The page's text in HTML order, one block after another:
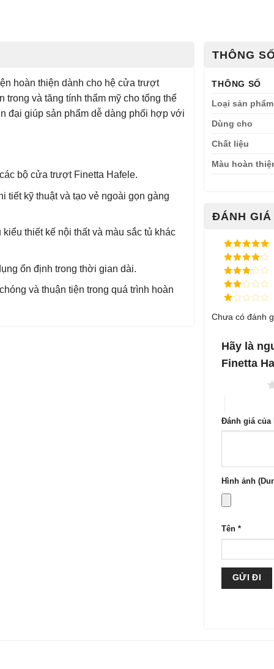
hoàn thiện dành cho hệ cửa trượt
trong và tăng tính thẩm mỹ cho tổng thể
đại giúp sản phẩm dễ dàng phối hợp với
bộ cửa trượt Finetta Hafele.
tiết kỹ thuật và tạo vẻ ngoài gọn gàng
thiết kế nội thất và màu sắc tủ khác
ổn định trong thời gian dài.
và thuận tiện trong quá trình hoàn
THÔNG
THÔNG SỐ
Loại sản phẩm
Dùng cho
Chất liệu
Màu hoàn
ĐÁNH GIÁ
Được xếp
hạng
5
5
sao
Được xếp
hạng
4
5
sao
Được
xếp
hạng3
Được
hạng
2 5
xếp
5
Chưa có đánh
Hãy là
Finetta
Đánh giá
Hình ảnh
Tên*